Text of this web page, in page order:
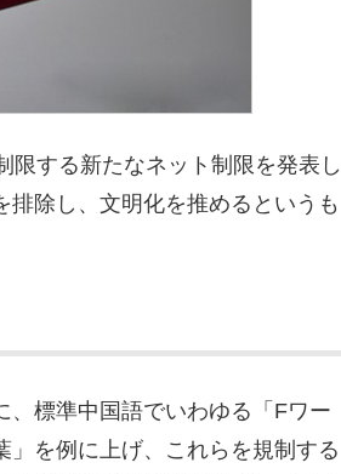
限する新たなネット制限を発表し
除し、文明化を推めるというも
、標準中国語でいわゆる「Fワー
」を例に上げ、これらを規制する